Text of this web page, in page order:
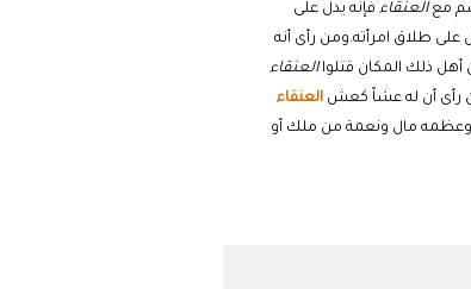
معالعنقاء فإنه يدل على
على طلاق امرأته.ومن رأى أنه
أهل ذلك المكان قتلواالعنقاء
رأى أن له عشاً كعش العنقاء
وعظمه مال ونعمة من ملك أو